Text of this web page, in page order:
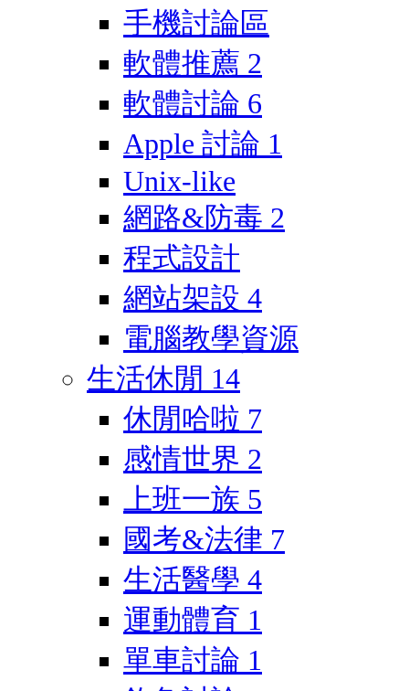
手機討論區
軟體推薦 2
軟體討論 6
Apple 討論 1
Unix-like
網路&防毒 2
程式設計
網站架設 4
電腦教學資源
生活休閒 14
休閒哈啦 7
感情世界 2
上班一族 5
國考&法律 7
生活醫學 4
運動體育 1
單車討論 1